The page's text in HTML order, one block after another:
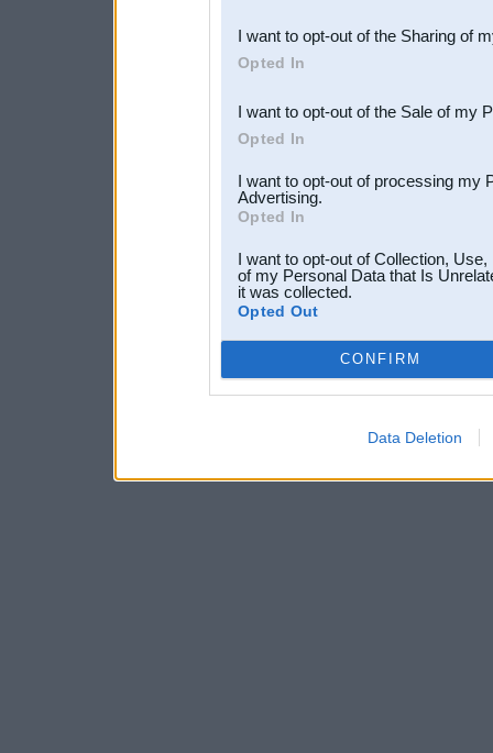
Downstream Participants
third parties.
I want to opt-out of the Sharing of
Opted In
I want to opt-out of the Sale of my
Opted In
I want to opt-out of processing my
Advertising.
Opted In
I want to opt-out of Collection,
of my Personal Data that Is
it was collected.
Opted Out
CONFIRM
Data Deletion